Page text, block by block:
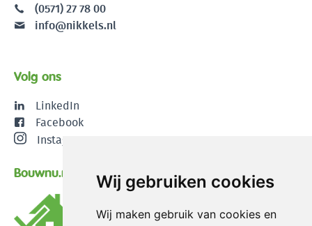
Wij gebruiken cookies
Wij maken gebruik van cookies en
(0571) 27 78 00
info@nikkels.nl
Volg ons
LinkedIn
Facebook
Instagram
Bouwnu.nl